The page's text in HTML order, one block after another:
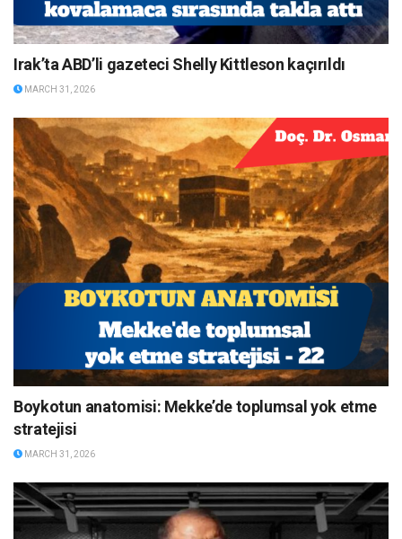
Irak’ta ABD’li gazeteci Shelly Kittleson kaçırıldı
MARCH 31, 2026
Boykotun anatomisi: Mekke’de toplumsal yok etme
stratejisi
MARCH 31, 2026